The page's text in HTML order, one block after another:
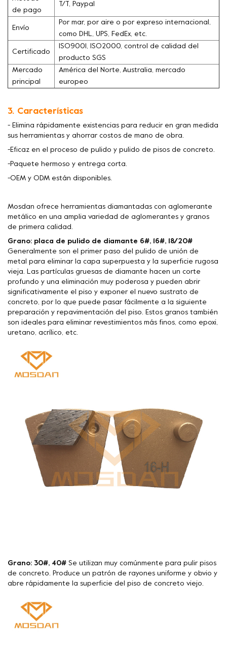
de pago
T/T, Paypal
Envío
Por mar, por aire o por expreso internacional,
como DHL, UPS, FedEx, etc.
Certificado
ISO9001, ISO2000, control de calidad del
producto SGS
Mercado
principal
América del Norte, Australia, mercado
europeo
3. Características
- Elimina rápidamente existencias para reducir en gran medida
sus herramientas y ahorrar costos de mano de obra.
-Eficaz en el proceso de pulido y pulido de pisos de concreto.
-Paquete hermoso y entrega corta.
-OEM y ODM están disponibles.
Mosdan ofrece herramientas diamantadas con aglomerante
metálico en una amplia variedad de aglomerantes y granos
de primera calidad.
Grano: placa de pulido de diamante 6#, 16#, 18/20#
Generalmente son el primer paso del pulido de unión de
metal para eliminar la capa superpuesta y la superficie rugosa
vieja. Las partículas gruesas de diamante hacen un corte
profundo y una eliminación muy poderosa y pueden abrir
significativamente el piso y exponer el nuevo sustrato de
concreto, por lo que puede pasar fácilmente a la siguiente
preparación y repavimentación del piso. Estos granos también
son ideales para eliminar revestimientos más finos, como epoxi,
uretano, acrílico, etc.
Grano: 30#, 40# Se utilizan muy comúnmente para pulir pisos
de concreto. Produce un patrón de rayones uniforme y obvio y
abre rápidamente la superficie del piso de concreto viejo.